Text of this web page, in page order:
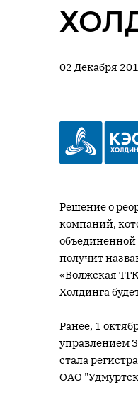
02 Декабря
Решение о
компаний,
получит
«Волжская
Холдинга
Ранее, 1
управлением
стала
ОАО